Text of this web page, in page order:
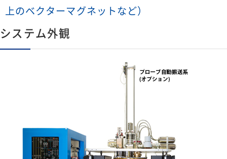
上のベクターマグネットなど）
システム外観